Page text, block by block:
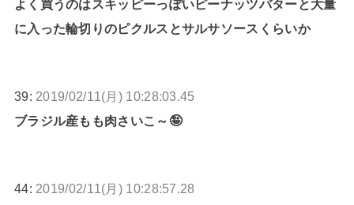
よく買うのはスキッピーっぽいピーナッツバターと大量
に入った輪切りのピクルスとサルサソースくらいか
39: 2019/02/11(月) 10:28:03.45
ブラジル産もも肉さいこ～🤪
44: 2019/02/11(月) 10:28:57.28